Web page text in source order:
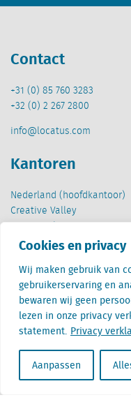
Cookies en privacy
Wij maken gebruik van
gebruikerservaring en
bewaren wij geen
lezen in onze privacy
statement. Privacy
Aanpassen
Contact
+31 (0) 85 760 3283
+32 (0) 2 267 2800
info@locatus.com
Kantoren
Nederland (hoofdkantoor)
Creative Valley
Stationsplein 32
3511 ED Utrecht
België
Cantersteen 47
1000 Brussel